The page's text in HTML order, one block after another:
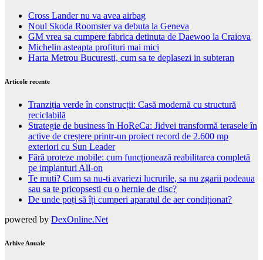
Cross Lander nu va avea airbag
Noul Skoda Roomster va debuta la Geneva
GM vrea sa cumpere fabrica detinuta de Daewoo la Craiova
Michelin asteapta profituri mai mici
Harta Metrou Bucuresti, cum sa te deplasezi in subteran
Articole recente
Tranziția verde în construcții: Casă modernă cu structură
reciclabilă
Strategie de business în HoReCa: Jidvei transformă terasele în
active de creștere printr-un proiect record de 2.600 mp
exteriori cu Sun Leader
Fără proteze mobile: cum funcționează reabilitarea completă
pe implanturi All-on
Te muti? Cum sa nu-ti avariezi lucrurile, sa nu zgarii podeaua
sau sa te pricopsesti cu o hernie de disc?
De unde poți să îți cumperi aparatul de aer condiționat?
powered by DexOnline.Net
Arhive Anuale